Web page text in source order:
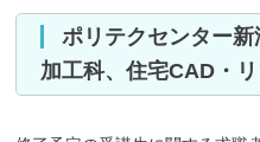
ポリテクセンター新潟「求職者情報」(金属
加工科、住宅CAD・